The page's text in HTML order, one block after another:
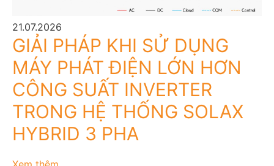
21.07.2026
GIẢI PHÁP KHI SỬ DỤNG
MÁY PHÁT ĐIỆN LỚN HƠN
CÔNG SUẤT INVERTER
TRONG HỆ THỐNG SOLAX
HYBRID 3 PHA